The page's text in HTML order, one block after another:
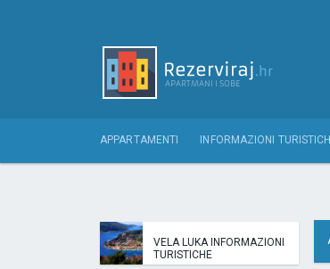
APPARTAMENTI INFORMAZIONI
VELA LUKA INFORMAZIONI
TURISTICHE